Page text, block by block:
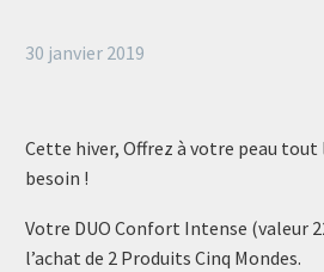
30 janvier 2019
Cette hiver, Offrez à votre peau
besoin !
Votre DUO Confort Intense (valeur
l’achat de 2 Produits Cinq Mondes.